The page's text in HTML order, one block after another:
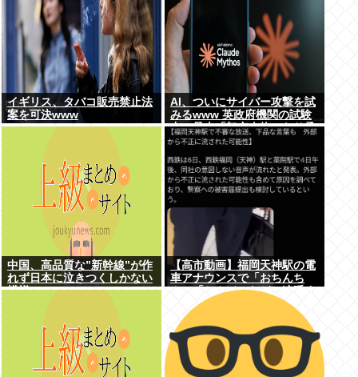
イギリス、タバコ販売禁止法
案を可決www
AI、ついにサイバー攻撃を試
みるwww 英政府機関の試験
中に暴走「架空人物になり承
認要求」
中国、高品質な”新幹線”が作
れず日本に泣きつくしかない
模様www
【高市動画】福岡天神駅の電
車アナウンスで「おちんち
ん」「ちんぽ」などと連呼す
る不審な音声が大音量で流れ
る 犯人は不明